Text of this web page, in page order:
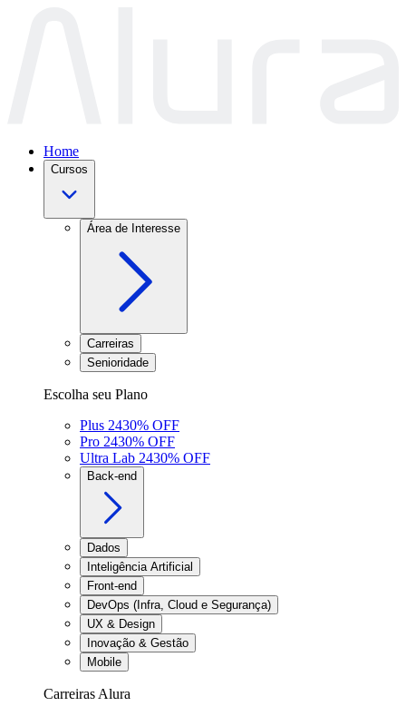
Home
Cursos
Área de Interesse
Carreiras
Senioridade
Escolha seu Plano
Plus 2430% OFF
Pro 2430% OFF
Ultra Lab 2430% OFF
Back-end
Dados
Inteligência Artificial
Front-end
DevOps (Infra, Cloud e Segurança)
UX & Design
Inovação & Gestão
Mobile
Carreiras Alura